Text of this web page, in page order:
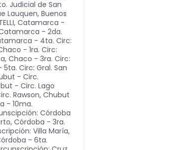
Judicial de San
Lauquen, Buenos
, Catamarca -
- 2da.
- 4ta. Circ:
- 1ra. Circ:
, Chaco - 3ra. Circ:
Circ: Gral. San
- Circ.
- Circ. Lago
Rawson, Chubut
- 10ma.
Córdoba
, Córdoba - 3ra.
Villa María,
- 6ta.